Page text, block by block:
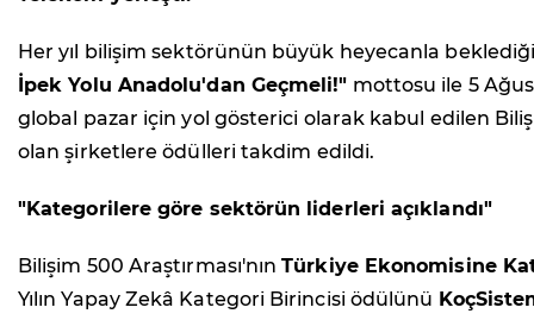
Her yıl bilişim sektörünün büyük heyecanla
İpek Yolu Anadolu'dan Geçmeli!" mottosu ile 5
global pazar için yol gösterici olarak kabul edilen
olan şirketlere ödülleri takdim edildi.
"Kategorilere göre sektörün liderleri açıklandı"
Bilişim 500 Araştırması'nınTürkiye Ekonomisine
Yılın Yapay Zekâ Kategori Birincisi ödülünü